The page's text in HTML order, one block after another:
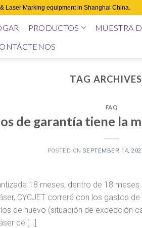
Laser Marking equipment in Shanghai China.
PRODUCTOS MUESTRA
TAG
FAQ
de garantía tiene la
POSTED ONSEPTEMBER 14,
18 meses, dentro de 18
CYCJET correrá con los gastos
de nuevo (situación de excepción
de […]